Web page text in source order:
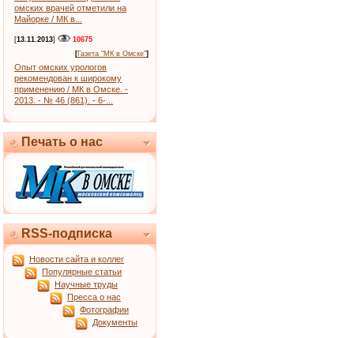
омских врачей отметили на
Майорке / МК в...
[13.11.2013]
10675
[Газета "МК в Омске"]
Опыт омских урологов
рекомендован к широкому
применению / МК в Омске. -
2013. - № 46 (861). - 6-...
Печать о нас
RSS-подписка
Новости сайта и коллег
Популярные статьи
Научные труды
Пресса о нас
Фотографии
Документы